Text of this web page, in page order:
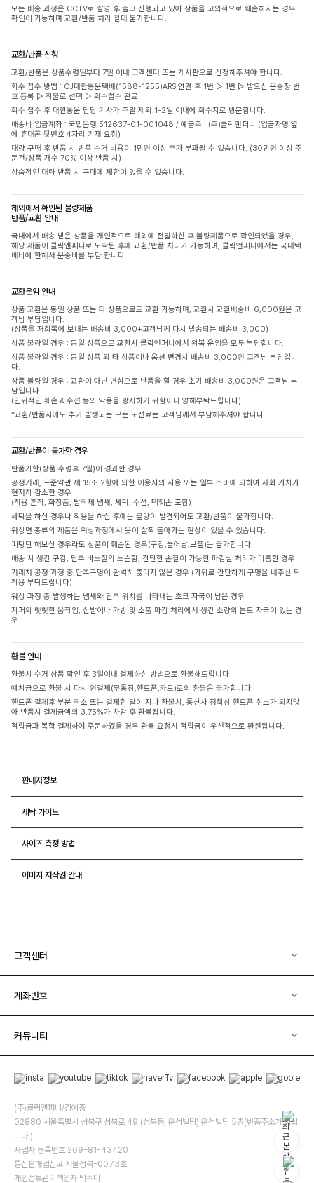
모든 배송 과정은 CCTV로 촬영 후 출고 진행되고 있어 상품을 고의적으로 훼손하시는 경우
확인이 가능하며 교환/반품 처리 절대 불가합니다.
교환/반품 신청
교환/반품은 상품수령일부터 7일 이내 고객센터 또는 게시판으로 신청해주셔야 합니다.
회수 접수 방법 : CJ대한통운택배(1588-1255)ARS 연결 후 1번 ▷ 1번 ▷ 받으신 운송장 번
호 등록 ▷ 착불로 선택 ▷ 회수접수 완료
회수 접수 후 대한통운 담당 기사가 주말 제외 1-2일 이내에 회수지로 방문합니다.
배송비 입금계좌 : 국민은행 512637-01-001048 / 예금주 : (주)클릭앤퍼니 (입금자명 옆
에 휴대폰 뒷번호 4자리 기재 요청)
대량 구매 후 반품 시 반품 수거 비용이 1만원 이상 추가 부과될 수 있습니다. (30만원 이상 주
문건/상품 개수 70% 이상 반품 시)
상습적인 대량 반품 시 구매에 제한이 있을 수 있습니다.
해외에서 확인된 불량제품
반품/교환 안내
국내에서 배송 받은 상품을 개인적으로 해외에 전달하신 후 불량제품으로 확인되었을 경우,
해당 제품이 클릭앤퍼니로 도착된 후에 교환/반품 처리가 가능하며, 클릭앤퍼니에서는 국내택
배비에 한해서 운송비를 부담 합니다
교환운임 안내
상품 교환은 동일 상품 또는 타 상품으로도 교환 가능하며, 교환시 교환배송비 6,000원은 고
객님 부담입니다.
(상품을 저희쪽에 보내는 배송비 3,000+고객님께 다시 발송되는 배송비 3,000)
상품 불량일 경우 : 동일 상품으로 교환시 클릭앤퍼니에서 왕복 운임을 모두 부담합니다.
상품 불량일 경우 : 동일 상품 외 타 상품이나 옵션 변경시 배송비 3,000원 고객님 부담입니
다.
상품 불량일 경우 : 교환이 아닌 변심으로 반품을 할 경우 초기 배송비 3,000원은 고객님 부
담입니다.
(인위적인 훼손 & 수선 등의 악용을 방지하기 위함이니 양해부탁드립니다)
*교환/반품시에도 추가 발생되는 모든 도선료는 고객님께서 부담해주셔야 합니다.
교환/반품이 불가한 경우
반품기한(상품 수령후 7일)이 경과한 경우
공정거래, 표준약관 제 15조 2항에 의한 이용자의 사용 또는 일부 소비에 의하여 재화 가치가
현저히 감소한 경우
(착용 흔적, 화장품, 탈취제 냄새, 세탁, 수선, 택훼손 포함)
세탁을 하신 경우나 착용을 하신 후에는 불량이 발견되어도 교환/반품이 불가합니다.
워싱면 종류의 제품은 워싱과정에서 옷이 살짝 돌아가는 현상이 있을 수 있습니다.
피팅만 해보신 경우라도 상품이 훼손된 경우(구김,늘어남,보풀)는 불가합니다.
배송 시 생긴 구김, 단추 바느질의 느슨함, 간단한 손질이 가능한 마감실 처리가 미흡한 경우
거래처 공정 과정 중 단추구멍이 완벽히 뚫리지 않은 경우 (가위로 간단하게 구멍을 내주신 뒤
착용 부탁드립니다)
워싱 과정 중 발생하는 냄새와 단추 위치를 나타내는 초크 자국이 남은 경우
지퍼의 뻣뻣한 움직임, 신발이나 가방 및 소품 마감 처리에서 생긴 소량의 본드 자국이 있는 경
우
환불 안내
환불시 수거 상품 확인 후 3일이내 결제하신 방법으로 환불해드립니다
예치금으로 환불 시 다시 원결제(무통장,핸드폰,카드)로의 환불은 불가합니다.
핸드폰 결제후 부분 취소 또는 결제한 달이 지나 환불시, 통신사 정책상 핸드폰 취소가 되지않
아 반품시 결제금액의 3.75%가 차감 후 환불됩니다.
적립금과 복합 결제하여 주문하였을 경우 환불 요청시 적립금이 우선적으로 환원됩니다.
판매자정보
세탁 가이드
사이즈 측정 방법
이미지 저작권 안내
고객센터
계좌번호
커뮤니티
(주)클릭앤퍼니/김예중
02880 서울특별시 성북구 성북로 49 (성북동, 운석빌딩) 운석빌딩 5층(반품주소가 아닙
니다.)
사업자 등록번호 209-81-43420
통신판매업신고 서울성북-0073호
개인정보관리책임자 박수미